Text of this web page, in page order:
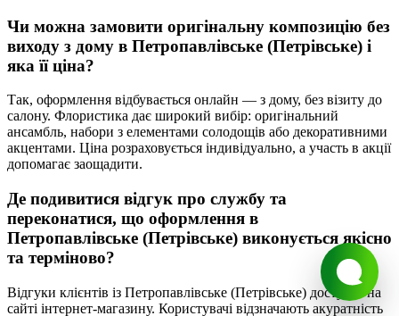
Чи можна замовити оригінальну композицію без
виходу з дому в Петропавлівське (Петрівське) і
яка її ціна?
Так, оформлення відбувається онлайн — з дому, без візиту до
салону. Флористика дає широкий вибір: оригінальний
ансамбль, набори з елементами солодощів або декоративними
акцентами. Ціна розраховується індивідуально, а участь в акції
допомагає заощадити.
Де подивитися відгук про службу та
переконатися, що оформлення в
Петропавлівське (Петрівське) виконується якісно
та терміново?
Відгуки клієнтів із Петропавлівське (Петрівське) доступні на
сайті інтернет-магазину. Користувачі відзначають акуратність